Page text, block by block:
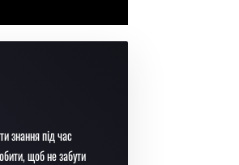
знання під час
щоб не забути